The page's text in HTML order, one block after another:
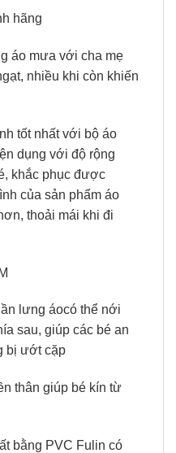
hãng
áo mưa với cha mẹ
nhiều khi còn khiến
tốt nhất với bộ áo
dụng với độ rộng
khắc phục được
của sản phẩm áo
thoải mái khi đi
lưng áocó thể nới
sau, giúp các bé an
bị ướt cặp
thân giúp bé kín từ
bằng PVC Fulin có